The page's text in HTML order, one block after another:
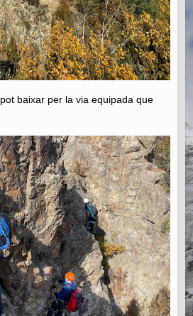
baixar per la via equipada que